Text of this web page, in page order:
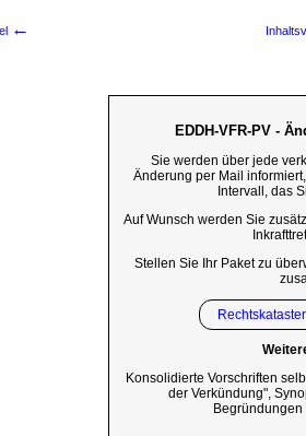
←
EDDH-VFR-PV -
Sie werden über jede
Änderung per Mail
Intervall, das
Auf Wunsch werden Sie
Stellen Sie Ihr Paket zu
Konsolidierte Vorschriften
der Verkündung",